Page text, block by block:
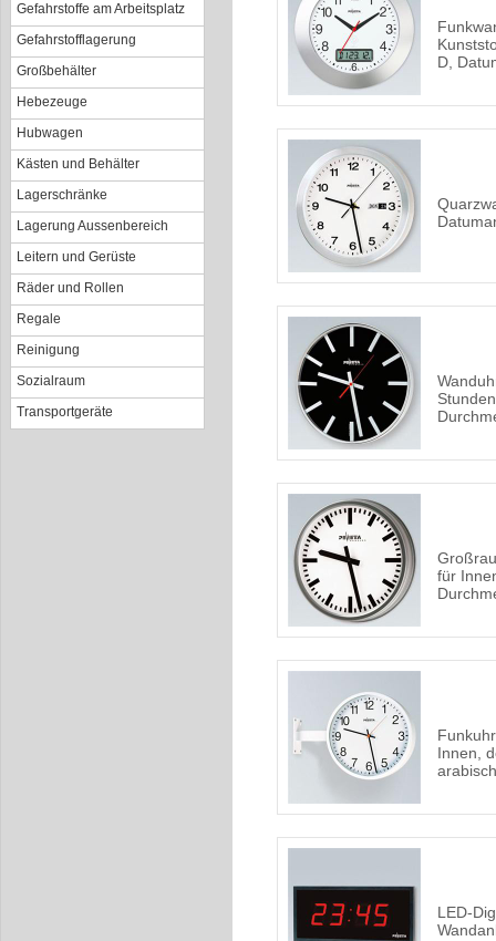
Gefahrstoffe am Arbeitsplatz
Gefahrstofflagerung
Großbehälter
Hebezeuge
Hubwagen
Kästen und Behälter
Lagerschränke
Lagerung Aussenbereich
Leitern und Gerüste
Räder und Rollen
Regale
Reinigung
Sozialraum
Transportgeräte
D,
für
Innen,
LED-